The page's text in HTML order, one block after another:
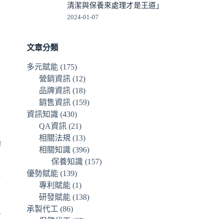
清潔與保養來處理才是王道」
2024-01-07
文章分類
多元賦能 (175)
營銷資訊 (12)
品牌資訊 (18)
銷售資訊 (159)
資訊知識 (430)
QA資訊 (21)
相關法規 (13)
相關知識 (396)
保養知識 (157)
優勢賦能 (139)
專利賦能 (1)
研發賦能 (138)
承製代工 (86)